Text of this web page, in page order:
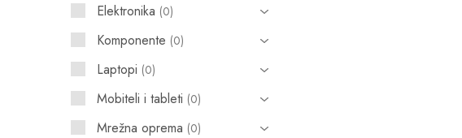
Novčanici
Elektronika 0
Komponente 0
Laptopi 0
Mobiteli i tableti 0
Mrežna oprema 0